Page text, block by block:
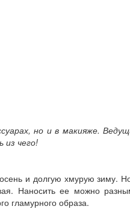
но и в макияже.
из чего!
и долгую хмурую зиму.
Наносить ее можно
гламурного образа.